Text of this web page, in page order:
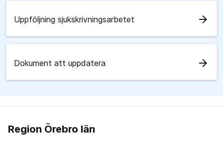
Uppföljning sjukskrivningsarbetet arrow_forward
Dokument att uppdatera arrow_forward
Region Örebro län